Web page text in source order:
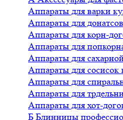
Аппараты для варки
Аппараты для донатсов
Аппараты для корн-
Аппараты для
Аппараты для
Аппараты для сосисок
Аппараты для
Аппараты для
Аппараты для хот-
Б Блинницы